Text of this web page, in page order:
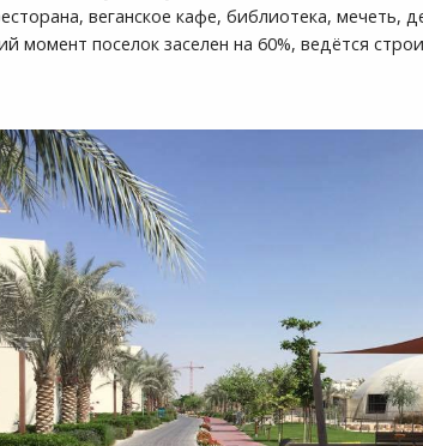
веганское кафе, библиотека, мечеть,
момент поселок заселен на 60%, ведётся